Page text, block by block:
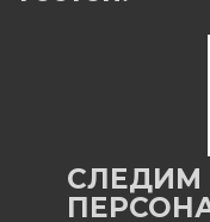
СЛЕДИМ